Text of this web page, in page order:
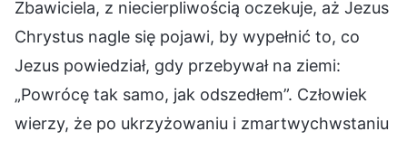
Zbawiciela, z niecierpliwością oczekuje, aż Jezus
Chrystus nagle się pojawi, by wypełnić to, co
Jezus powiedział, gdy przebywał na ziemi:
„Powrócę tak samo, jak odszedłem”. Człowiek
wierzy, że po ukrzyżowaniu i zmartwychwstaniu